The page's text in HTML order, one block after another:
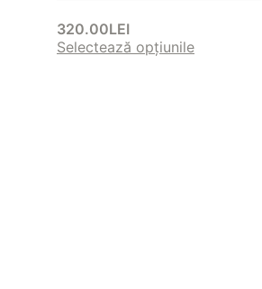
320.00LEI
Selectează opțiunile